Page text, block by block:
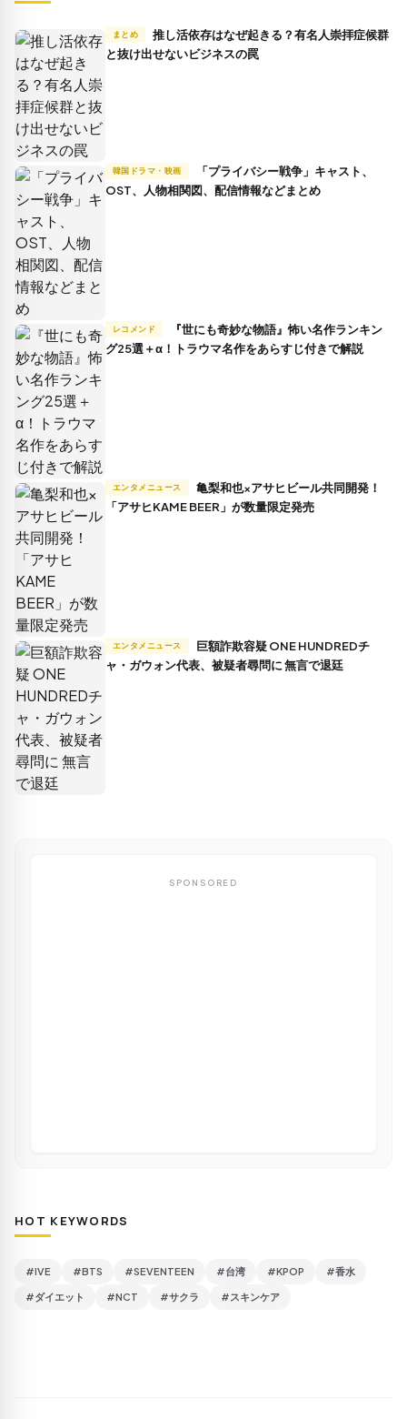
まとめ
推し活依存はなぜ起きる？有名人崇拝症候群
と抜け出せないビジネスの罠
韓国ドラマ・映画
OST、人物相関図、配信情報などまとめ
レコメンド
グ25選＋α！トラウマ名作をあらすじ付きで解説
エンタメニュース
「アサヒKAME BEER」が数量限定発売
エンタメニュース
ャ・ガウォン代表、被疑者尋問に 無言で退廷
SPONSORED
HOT KEYWORDS
#IVE #BTS #SEVENTEEN #台湾 #KPOP #香水
#ダイエット #NCT #サクラ #スキンケア